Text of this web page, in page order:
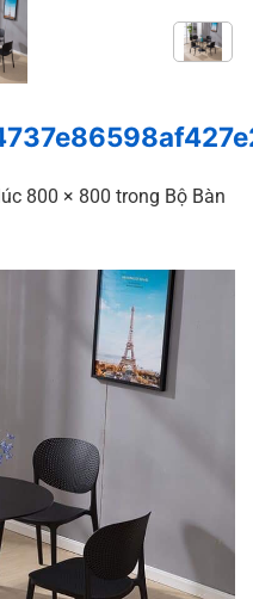
lúc 800 × 800 trong Bộ Bàn